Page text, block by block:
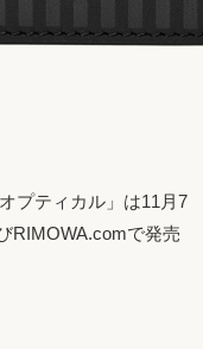
プティカル」は11月7
RIMOWA.comで発売